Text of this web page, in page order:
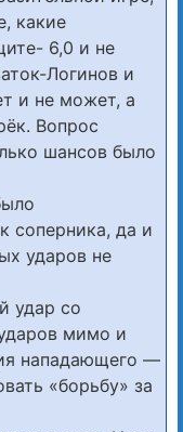
какие
6,0 и не
Логинов и
и не может, а
Вопрос
шансов было
соперника, да и
ударов не
удар со
мимо и
нападающего —
«борьбу» за